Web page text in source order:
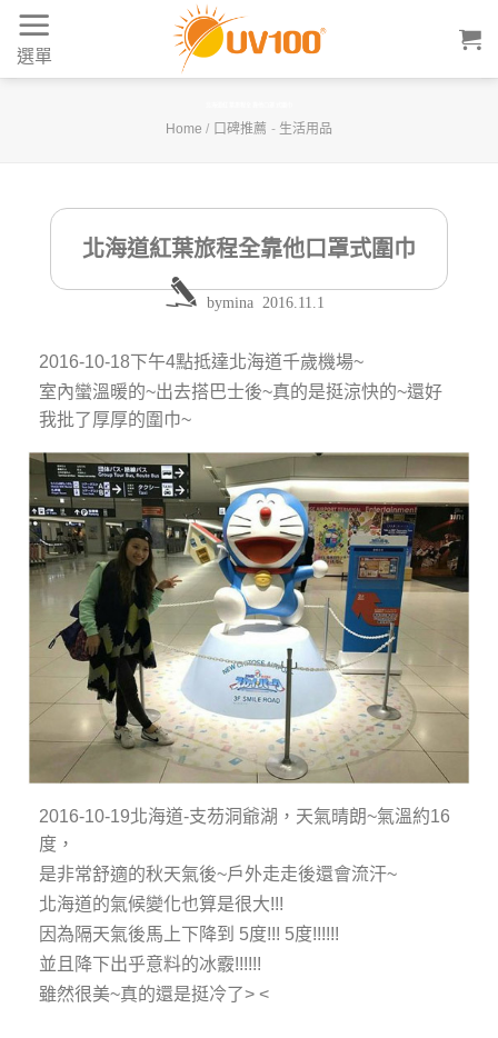
Skip
content
選單
Home / 口碑推薦 - 生活用品
北海道紅葉旅程全靠他口罩式圍巾
bymina 2016.11.1
2016-10-18下午4點抵達北海道千歲機場~
室內蠻溫暖的~出去搭巴士後~真的是挺涼快的~還好
我批了厚厚的圍巾~
2016-10-19北海道-支芴洞爺湖，天氣晴朗~氣溫約16
度，
是非常舒適的秋天氣後~戶外走走後還會流汗~
北海道的氣候變化也算是很大!!!
因為隔天氣後馬上下降到 5度!!! 5度!!!!!!
並且降下出乎意料的冰霰!!!!!!
雖然很美~真的還是挺冷了> <